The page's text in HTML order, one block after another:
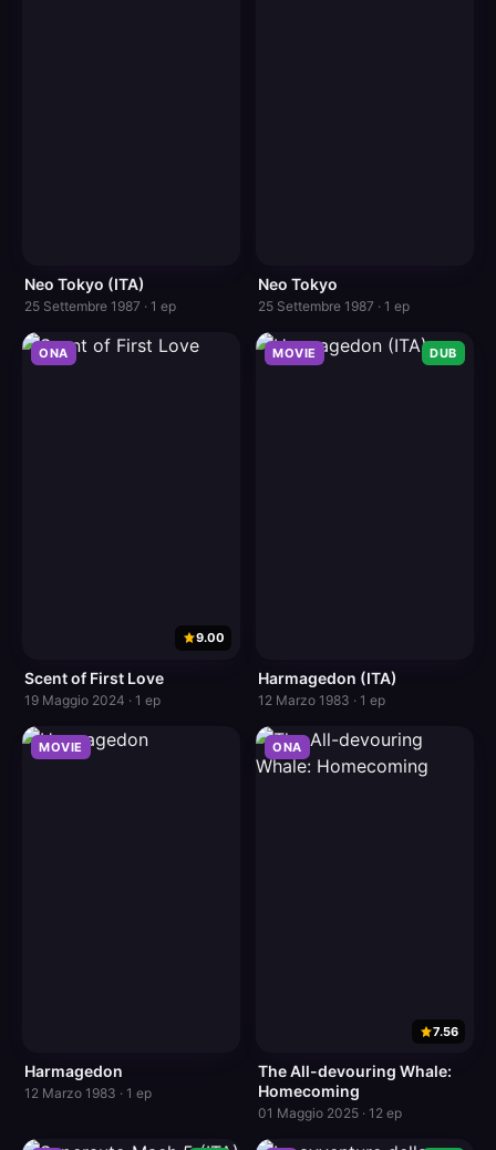
Neo Tokyo (ITA)
25 Settembre 1987 · 1 ep
Neo Tokyo
25 Settembre 1987 · 1 ep
ONA
9.00
Scent of First Love
19 Maggio 2024 · 1 ep
MOVIE DUB
Harmagedon (ITA)
12 Marzo 1983 · 1 ep
MOVIE
Harmagedon
12 Marzo 1983 · 1 ep
ONA
7.56
The All-devouring Whale:
Homecoming
01 Maggio 2025 · 12 ep